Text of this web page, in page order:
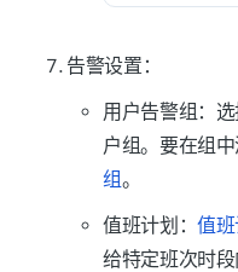
告警设置：
用户告警组 ：
户组。要在组
组。
值班计划 ：值班
给特定班次时